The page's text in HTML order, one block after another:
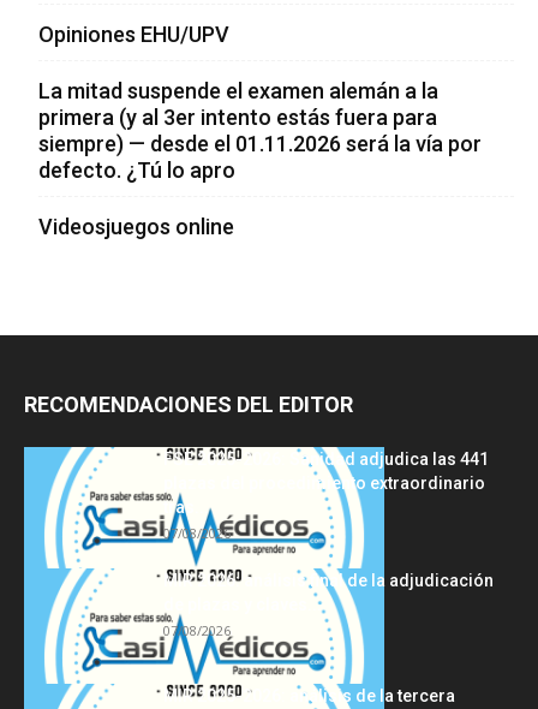
Opiniones EHU/UPV
La mitad suspende el examen alemán a la
primera (y al 3er intento estás fuera para
siempre) — desde el 01.11.2026 será la vía por
defecto. ¿Tú lo apro
Videosjuegos online
RECOMENDACIONES DEL EDITOR
FSE 2025-2026: Sanidad adjudica las 441
plazas del procedimiento extraordinario
tras...
07/08/2026
MIR 2026: análisis final de la adjudicación
de plazas y claves...
07/08/2026
MIR 2025-2026: análisis de la tercera